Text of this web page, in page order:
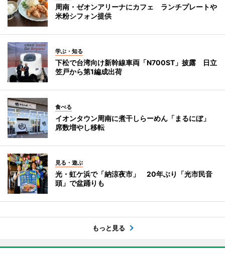
周南・ゼオンアリーナにカフェ ランチプレートや
米粉シフォン提供
学ぶ・知る
下松で台湾向け新幹線車両「N700ST」披露 日立
笠戸から第1編成出荷
食べる
イオンタウン周南に煮干しらーめん「まるにぼ」
席数増やし移転
見る・遊ぶ
光・虹ケ浜で「納涼夜市」 20年ぶり「光市民音
頭」で盆踊りも
もっと見る